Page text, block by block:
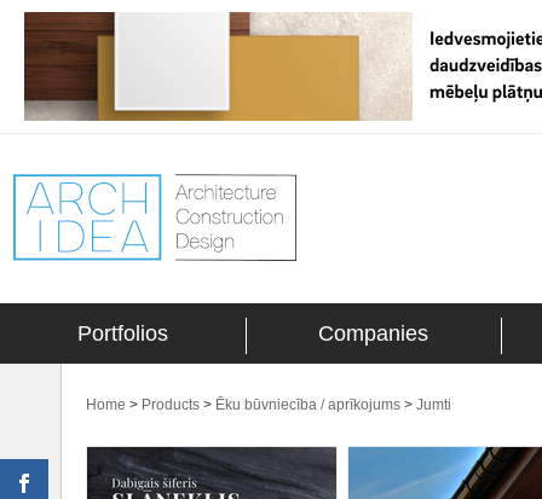
Portfolios Companies
Home > Products > Ēku būvniecība / aprīkojums > Jumti